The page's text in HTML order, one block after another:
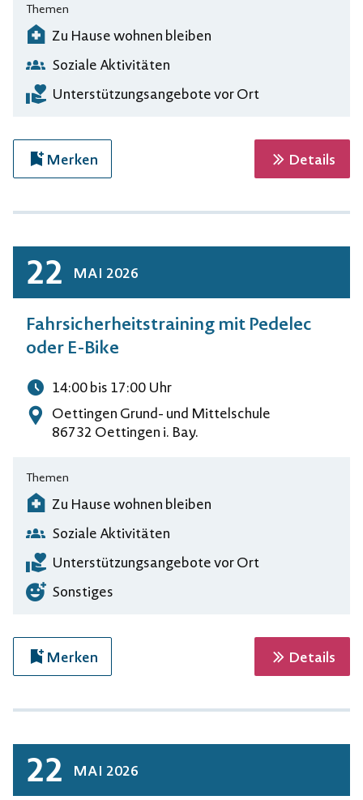
Themen
Zu Hause wohnen bleiben
Soziale Aktivitäten
Unterstützungsangebote vor Ort
Merken Details
Fahrsicherheitstraining mit Pedelec
oder E-Bike
22 MAI 2026
Uhrzeit
14:00bis 17:00 Uhr
Adresse
Oettingen Grund- und Mittelschule
86732 Oettingen i. Bay.
Themen
Zu Hause wohnen bleiben
Soziale Aktivitäten
Unterstützungsangebote vor Ort
Sonstiges
Merken Details
22 MAI 2026